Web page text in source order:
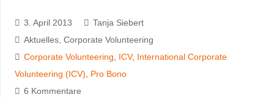
3. April 2013
Tanja Siebert
Aktuelles, Corporate Volunteering
Corporate Volunteering
ICV, International Corporate
Volunteering (ICV)
Pro Bono
6 Kommentare